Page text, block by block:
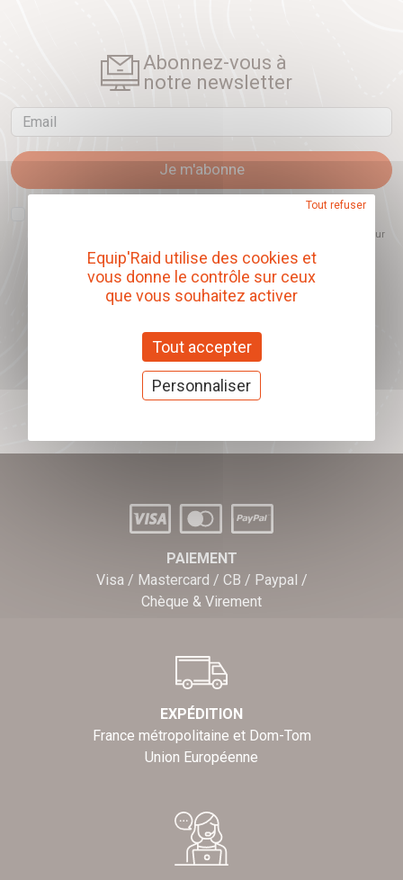
Abonnez-vous à
notre newsletter
Email
Je m'abonne
J'accepte que l'ouverture des newsletters soit mesurée, afin de mieux
proposés. Ce choix est modifiable à tout moment et reste sans incidence sur
Offrez nos chèques
cadeaux
J'offre des chèques cadeaux
PAIEMENT
Visa / Mastercard / CB / Paypal /
Chèque & Virement
EXPÉDITION
France métropolitaine et Dom-Tom
Union Européenne
Equip'Raid utilise des cookies et
vous donne le contrôle sur ceux
que vous souhaitez activer
Tout accepter
Tout refuser
Personnaliser